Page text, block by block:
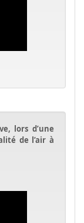
lors d’une
de l’air à